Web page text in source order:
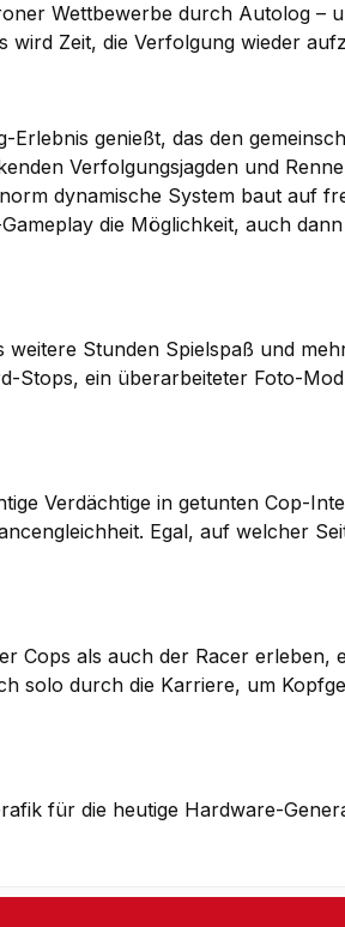
Wettbewerbe durch Autolog –
wird Zeit, die Verfolgung wieder
genießt, das den
Verfolgungsjagden und
dynamische System baut auf
die Möglichkeit, auch
Stunden Spielspaß und
ein überarbeiteter Foto-
Verdächtige in getunten Cop-
Egal, auf welcher
Cops als auch der Racer erleben,
solo durch die Karriere, um
für die heutige Hardware-